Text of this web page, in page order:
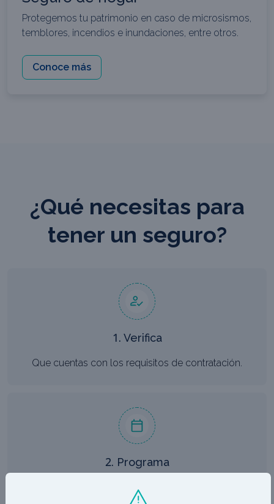
Protegemos tu patrimonio en caso de microsismos,
temblores, incendios e inundaciones, entre otros.
Conoce más
¿Qué necesitas para
tener un seguro?
1. Verifica
Que cuentas con los requisitos de contratación.
2. Programa
Proporciónanos tus datos para programar una cita.